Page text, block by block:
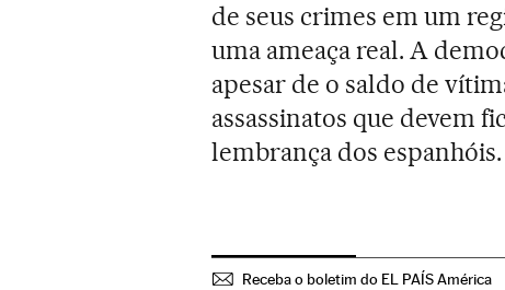
de seus crimes em um
uma ameaça real. A
apesar de o saldo de
assassinatos que devem
lembrança dos espanhóis.
Receba o boletim do EL PAÍS América